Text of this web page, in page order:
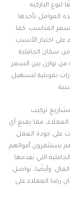
الباركيه
العوامل تأخذها
المناسب. كما
اختيار الأنسب
من سكان الجافلية
من توازن بين السعر
تمويلية لتسهيل
تركيب
مما يمنع أي
على جودة العمل
يستثمرون أموالهم
التي تقدمها
وأيضًا، تواصل
رضا العملاء على